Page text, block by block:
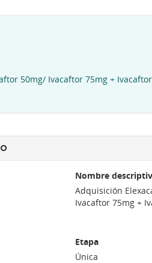
50mg/ Ivacaftor 75mg + Ivacaftor
Nombre
Adquisición
Ivacaftor 75mg +
Etapa
Única